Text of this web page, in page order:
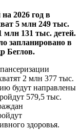
2026 год в
5 млн 249 тыс.
131 тыс. детей.
запланировано в
Беглов.
2 млн 377 тыс.
будут направлены
579,5 тыс.
здоровья.